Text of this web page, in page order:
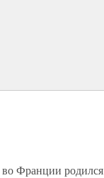
во Франции